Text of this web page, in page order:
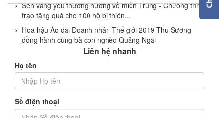
Sen vàng yêu thương hướng về miền Trung - Chương trình
trao tặng quà cho 100 hộ bị thiên...
Hoa hậu Áo dài Doanh nhân Thế giới 2019 Thu Sương
đồng hành cùng bà con nghèo Quảng Ngãi
Liên hệ nhanh
Họ tên
Số điện thoại